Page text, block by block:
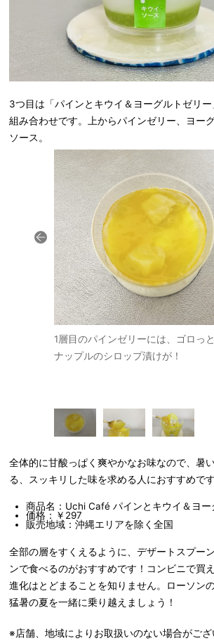
3つ目は「パインとキウイ＆ヨーグルトゼリー
組み合わせです。
上からパインゼリー、ヨー
ソース。
1層目のパインゼリーには、ゴロっ
ナップルのシロップ漬けが！
全体的に甘酸っぱく爽やかなお味なので、暑
る、スッキリした味を求める人におすすめです
商品名：Uchi Café パインとキウイ＆ヨー
価格：￥297
販売地域：沖縄エリアを除く全国
全部の層をすくえるように、デザートスプー
ンで食べるのがおすすめです！コンビニで買
進化はとどまることを知りません。ローソン
猛暑の夏を一緒に乗り越えましょう！
※店舗、地域によりお取扱いのない場合がござ